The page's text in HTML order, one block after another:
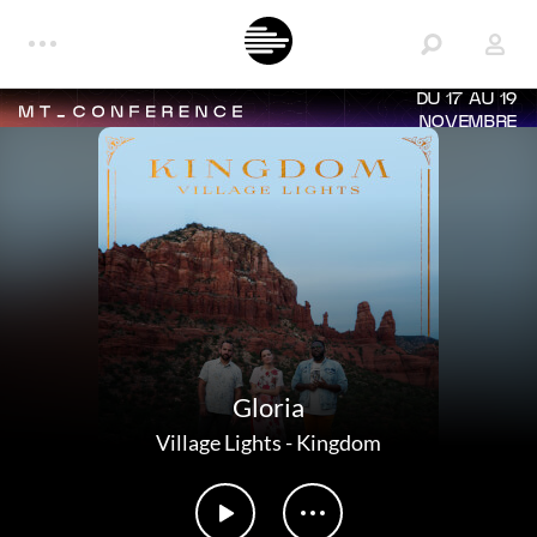
DU 17 AU 19
NOVEMBRE
Gloria
Village Lights-Kingdom